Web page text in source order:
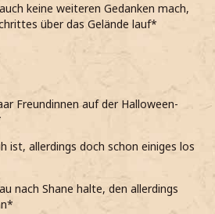
keine weiteren Gedanken mach,
über das Gelände lauf*
Freundinnen auf der Halloween-
ist, allerdings doch schon einiges los
nach Shane halte, den allerdings